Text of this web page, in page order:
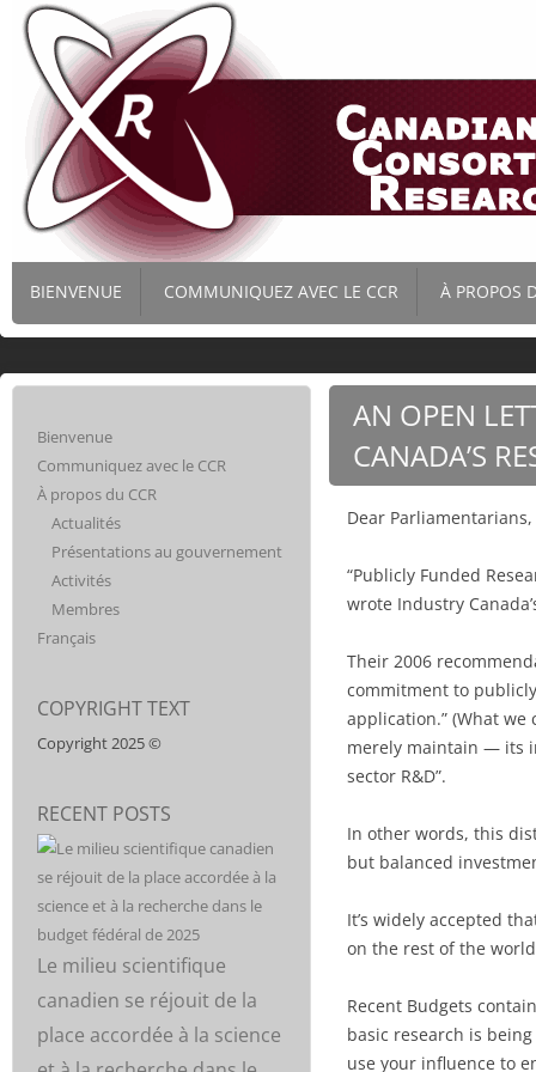
THE CANADIAN
CONSORTIUM
FOR RESEARCH
(CCR) IS THE
ADVOCACY
CANADA,
FOCUSING ON
RESEARCH
FUNDING IN ALL
DISCIPLINES AND
SUPPORT FOR
POST-
SECONDARY
EDUCATION. CCR
20
ORGANIZATIONS,
INCLUDING CPA,
MORE THAN
50,000
RESEARCHERS
AND 500,000
STUDENTS
ACROSS
DISCIPLINES.
CANADIAN
CONSORTIUM
FOR
RESEARCH –
LE
CONSORTIUM
CANADIEN
POUR LA
RECHERCHÉ
BIENVENUE COMMUNIQUEZ AVEC LE CCR À PROPOS
ACTUALITÉS
ACTIVITÉS
MEMBRES
AN OPEN
CANADA’S
Dear Parliamentarians,
“Publicly Funded
wrote Industry
Their 2006
commitment to
application.” (What
merely maintain — its
sector R&D”.
In other words, this
but balanced
It’s widely accepted
on the rest of the
Recent Budgets
basic research is
use your influence to
Bienvenue
Communiquez avec le CCR
À propos du CCR
Actualités
Présentations au gouvernement
Activités
Membres
Français
COPYRIGHT TEXT
Copyright 2025 ©
RECENT POSTS
Le milieu scientifique
canadien se réjouit de la
place accordée à la science